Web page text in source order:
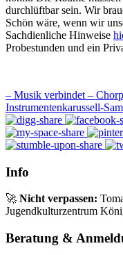
durchlüftbar sein. Wir
Schön wäre, wenn wir
Sachdienliche Hinweise
Probestunden und ein
– Musik verbindet –
Instrumentenkarussell-
Info
🚀 Nicht verpassen:
Jugendkulturzentrum
Beratung &